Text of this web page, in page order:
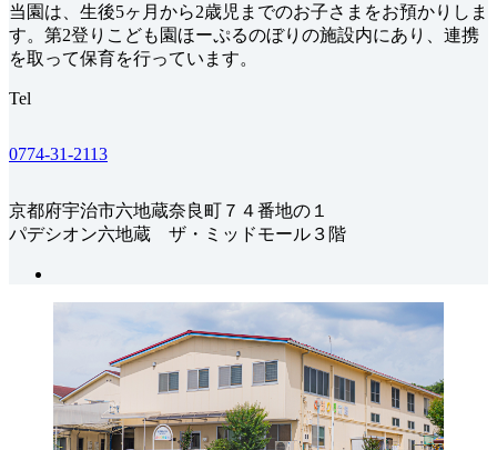
当園は、生後5ヶ月から2歳児までのお子さまをお預かりしま
す。第2登りこども園ほーぷるのぼりの施設内にあり、連携
を取って保育を行っています。
Tel
0774-31-2113
京都府宇治市六地蔵奈良町７４番地の１
パデシオン六地蔵 ザ・ミッドモール３階